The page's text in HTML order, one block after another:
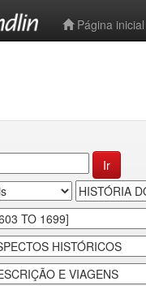
Página